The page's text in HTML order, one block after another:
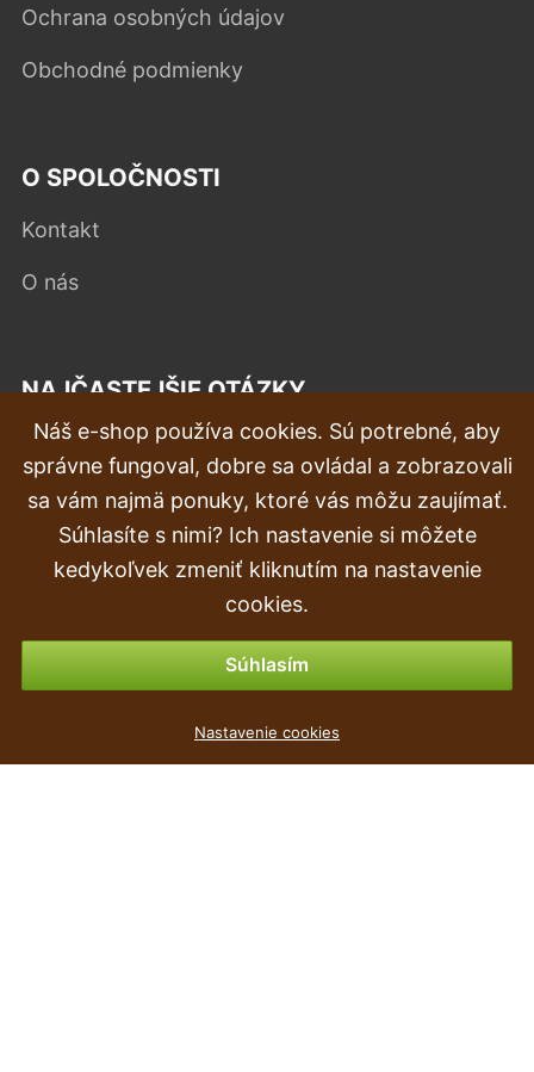
Ochrana osobných údajov
Obchodné podmienky
O SPOLOČNOSTI
Kontakt
O nás
NAJČASTEJŠIE OTÁZKY
Reklamácia
Doprava a doručenie
Objednávka
Vrátenie tovaru & vrátenie peňazí
Náš e-shop používa cookies. Sú potrebné, aby
správne fungoval, dobre sa ovládal a zobrazovali
sa vám najmä ponuky, ktoré vás môžu zaujímať.
Súhlasíte s nimi? Ich nastavenie si môžete
kedykoľvek zmeniť kliknutím na nastavenie
cookies.
Súhlasím
Nastavenie cookies